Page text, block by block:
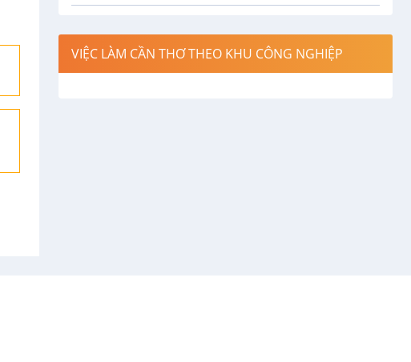
Điện / Điện tử / Điện lạnh
Hàng hải / Hàng không
Việc làm tại Cái Khế
VIỆC LÀM CẦN THƠ THEO KHU CÔNG NGHIỆP